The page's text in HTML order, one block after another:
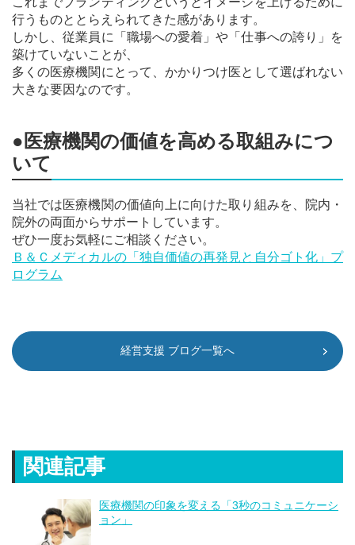
行うものととらえられてきた感があります。
しかし、従業員に「職場への愛着」や「仕事への誇り」を
築けていないことが、
多くの医療機関にとって、かかりつけ医として選ばれない
大きな要因なのです。
●医療機関の価値を高める取組みにつ
いて
当社では医療機関の価値向上に向けた取り組みを、院内・
院外の両面からサポートしています。
ぜひ一度お気軽にご相談ください。
Ｂ＆Ｃメディカルの「独自価値の再発見と自分ゴト化」プ
ログラム
経営支援 ブログ一覧へ
関連記事
医療機関の印象を変える「3秒のコミュニケーシ
ョン」